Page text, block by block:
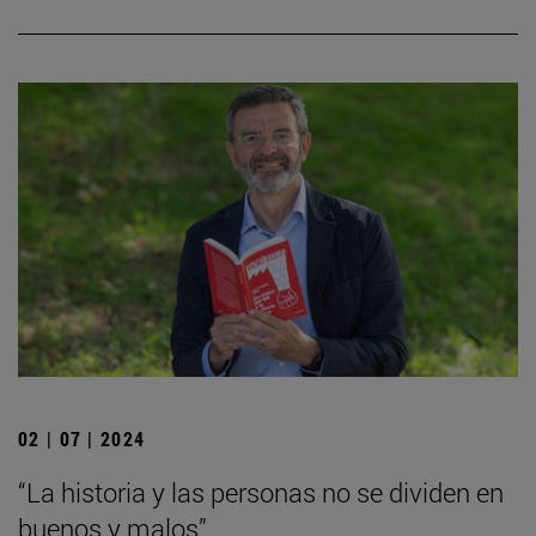
02 | 07 | 2024
“La historia y las personas no se dividen en
buenos y malos”